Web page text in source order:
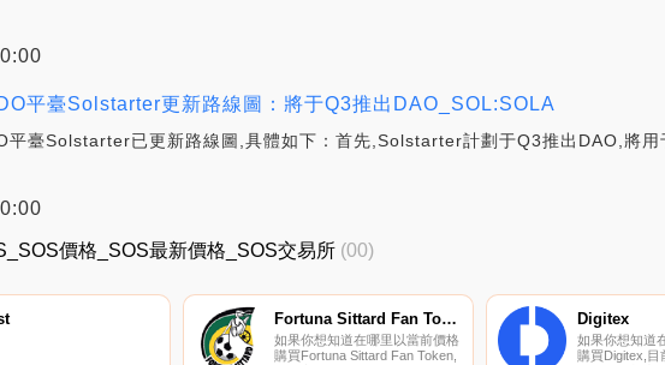
平臺Solstarter更新路線圖：將于Q3推出DAO_SOL:SOLA
平臺Solstarter已更新路線圖,具體如下：首先,Solstarter計劃于Q3推出DAO,將用
價格_SOS最新價格_SOS交易所 (00)
Fortuna Sittard Fan Token
如果你想知道在哪里以當前價格
購買Fortuna Sittard Fan Token,
Digitex
如果你想知道
購買Digitex,目